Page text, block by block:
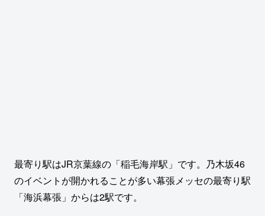
最寄り駅はJR京葉線の「稲毛海岸駅」です。乃木坂46
のイベントが開かれることが多い幕張メッセの最寄り駅
「海浜幕張」からは2駅です。